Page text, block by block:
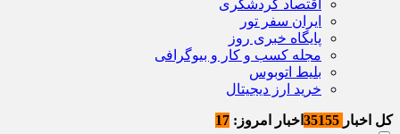
اقتصاد گردشگری
ایران سفر تور
پایگاه خبری روز
مجله کسب و کار و بیوگرافی
بلیط اتوبوس
خرید ارز دیجیتال
کل اخبار اخبار امروز: 17